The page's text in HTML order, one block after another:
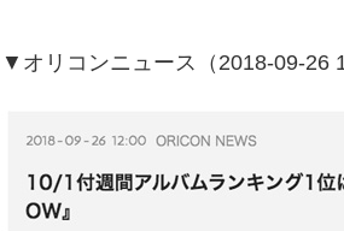
▼オリコンニュース（ 2018-09-26